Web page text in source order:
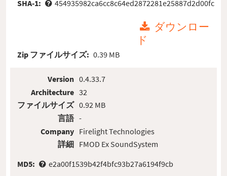
SHA-1:
454935982ca6cc8c64ed2872281e25887d2d00fc
ダウンロー
ド
Zip ファイルサイズ: 0.39 MB
Version
Architecture
ファイルサイズ
言語
Company
詳細
0.4.33.7
32
0.92 MB
-
Firelight Technologies
FMOD Ex SoundSystem
MD5:
e2a00f1539b42f4bfc93b27a6194f9cb